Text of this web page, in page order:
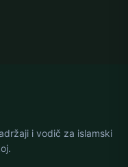
i vodič za islamski